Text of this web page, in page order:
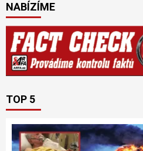
NABÍZÍME
TOP 5